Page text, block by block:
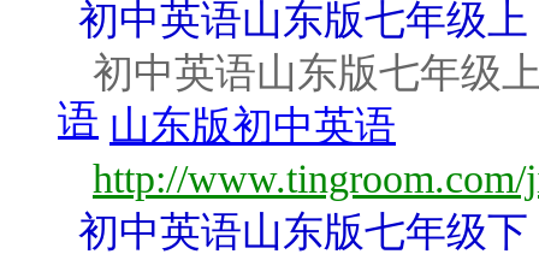
初中英语山东版七年级上
初中英语山东版七年级
语 山东版初中英语
http://
初中英语山东版七年级下